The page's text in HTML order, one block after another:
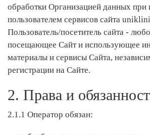
обработки Организацией данных при
пользователем сервисов сайта
Пользователь/посетитель сайта -
посещающее Сайт и использующее
материалы и сервисы Сайта,
регистрации на Сайте.
2. Права и
2.1.1 Оператор обязан: